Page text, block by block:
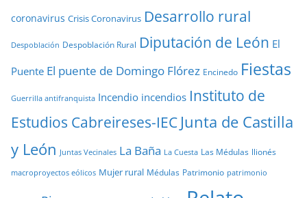
coronavirus Crisis Coronavirus Desarrollo rural
Despoblación Despoblación Rural Diputación de León El
Puente El puente de Domingo Flórez Encinedo Fiestas
Guerrilla antifranquista Incendio incendios Instituto de
Estudios Cabreireses-IEC Junta de Castilla
y León Juntas Vecinales La Baña La Cuesta Las Médulas llionés
macroproyectos eólicos Mujer rural Médulas Patrimonio patrimonio